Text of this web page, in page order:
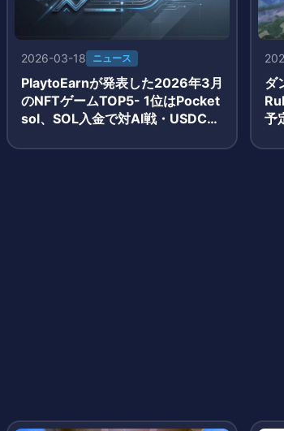
2026-03-18 ニュース
PlaytoEarnが発表した2026年3月
のNFTゲームTOP5- 1位はPocket
sol、SOL入金で対AI戦・USDC報
ダ
予